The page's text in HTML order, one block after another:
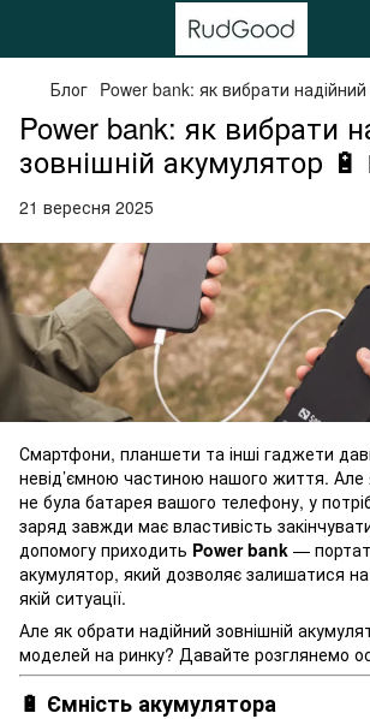
Блог Power bank: як вибрати
Power bank: як вибрати
зовнішній акумулятор
21 вересня 2025
Смартфони, планшети та інші гаджети
невід’ємною частиною нашого життя.
не була батарея вашого телефону, у
заряд завжди має властивість
допомогу приходить Power bank —
акумулятор, який дозволяє залишатися на
якій ситуації.
Але як обрати надійний зовнішній
моделей на ринку? Давайте розглянемо
🔋 Ємність акумулятора